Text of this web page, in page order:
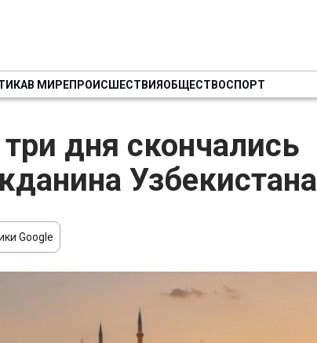
В МИРЕПРОИСШЕСТВИЯОБЩЕСТВОСПОРТ
дня скончались
Узбекистана
Google